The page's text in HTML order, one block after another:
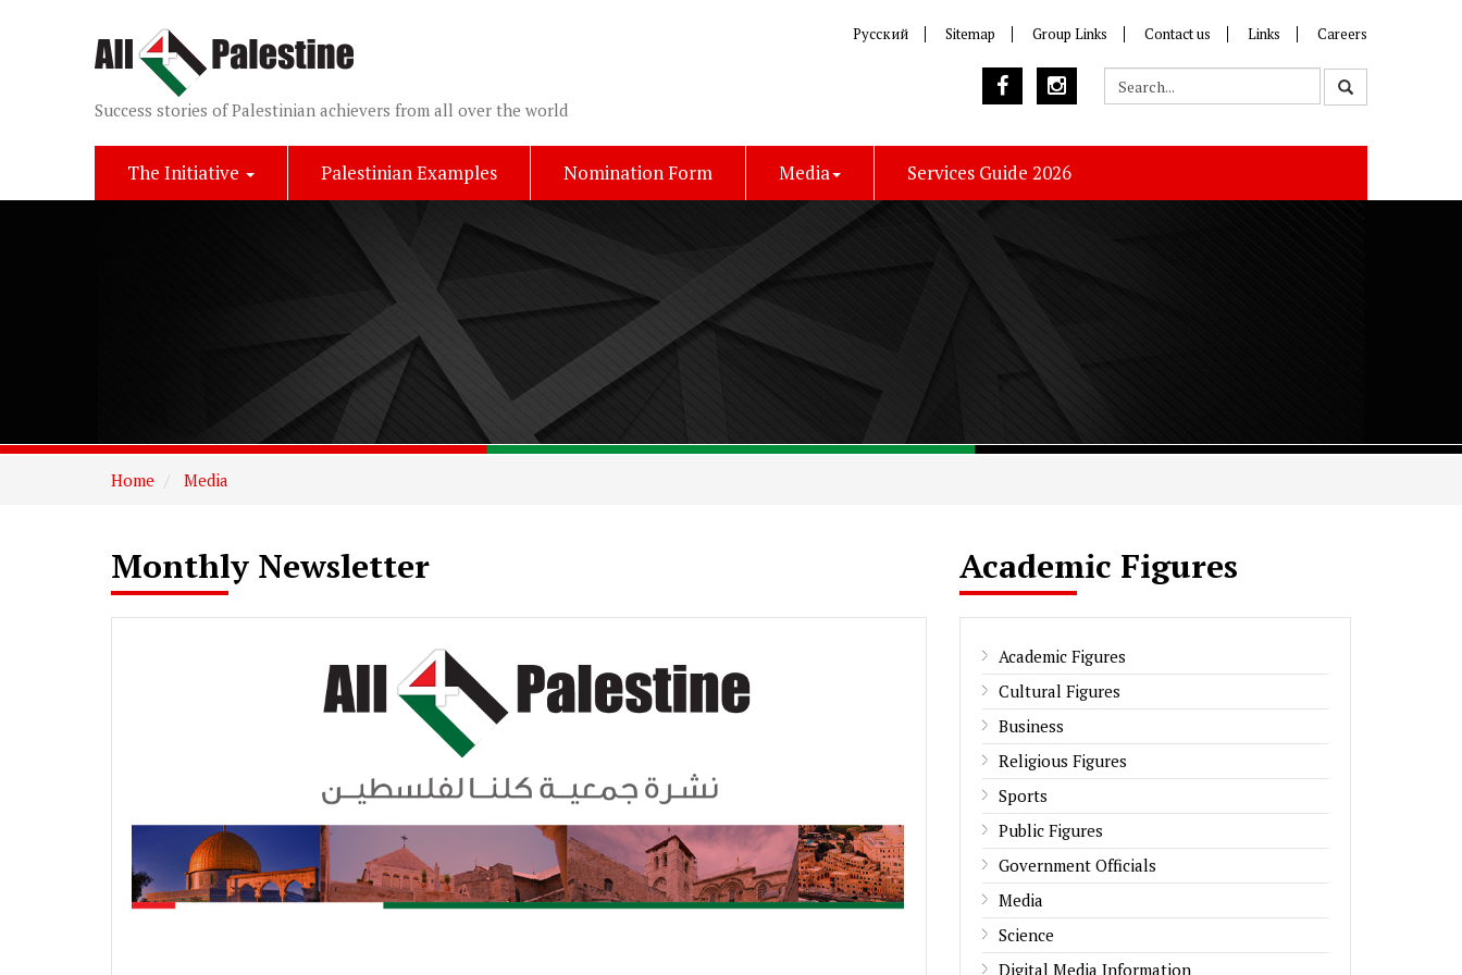
Success stories of Palestinian achievers from all over the world
Русский Sitemap Group Links Contact us Links Careers
The Initiative Palestinian Examples Nomination Form Media Services Guide 2026
Home Media
Monthly Newsletter Academic Figures
Academic Figures
Cultural Figures
Business
Religious Figures
Sports
Public Figures
Government Officials
Media
Science
Digital Media Information